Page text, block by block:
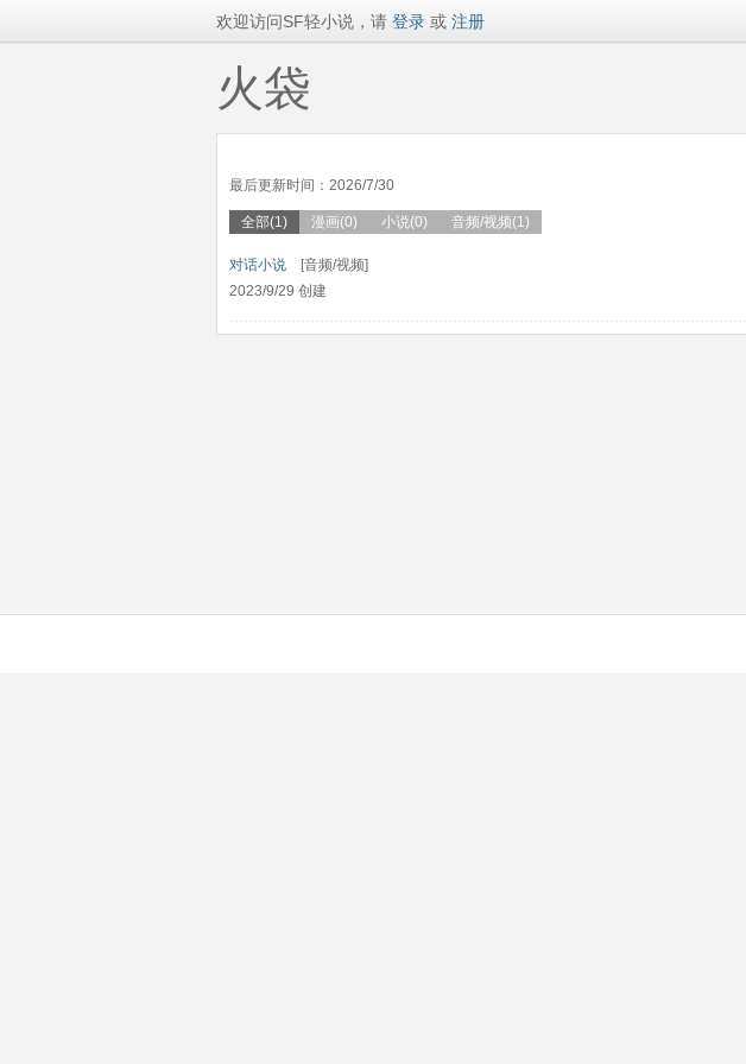
欢迎访问SF轻小说，请 登录 或 注册
火袋
最后更新时间：2026/7/30
全部(1) 漫画(0) 小说(0) 音频/视频(1)
对话小说 [音频/视频]
2023/9/29 创建